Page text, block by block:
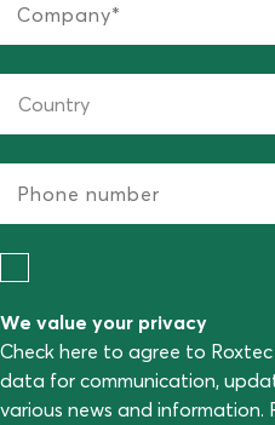
We value your privacy
Check here to agree to
data for communication,
various news and information.